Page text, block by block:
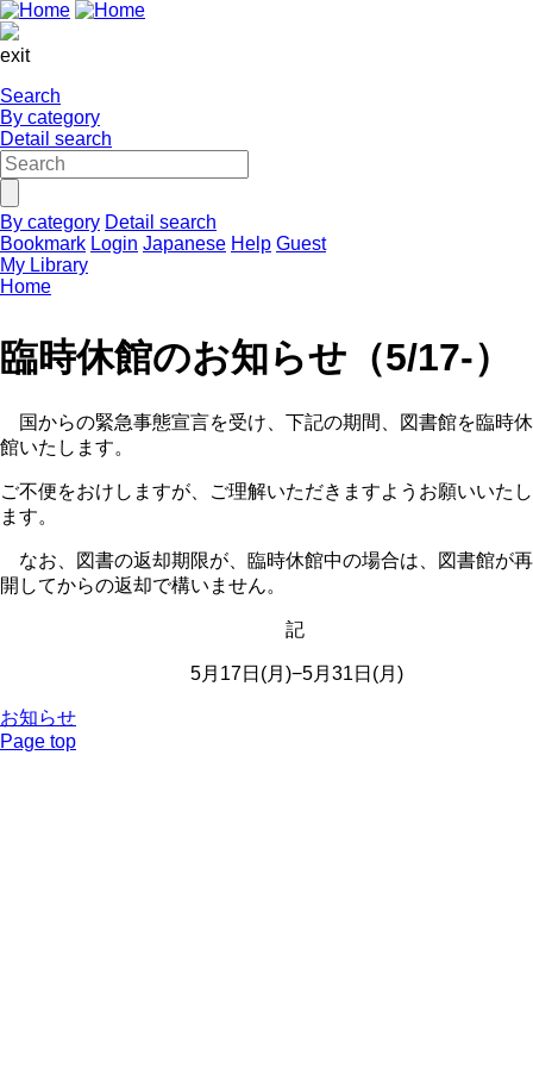
exit
Search
By category
Detail search
By category Detail search
Bookmark Login Japanese Help Guest
My Library
Home
臨時休館のお知らせ（5/17-）
国からの緊急事態宣言を受け、下記の期間、図書館を臨時休
館いたします。
ご不便をおけしますが、ご理解いただきますようお願いいたし
ます。
なお、図書の返却期限が、臨時休館中の場合は、図書館が再
開してからの返却で構いません。
記
5月17日(月)−5月31日(月)
お知らせ
Page top